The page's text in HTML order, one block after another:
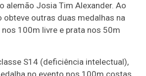
alemão Josia Tim Alexander. Ao
obteve outras duas medalhas na
100m livre e prata nos 50m
S14 (deficiência intelectual),
no evento nos 100m costas